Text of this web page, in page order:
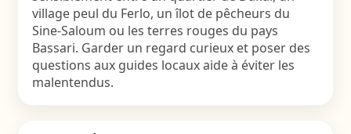
village peul du Ferlo, un îlot de pêcheurs du
Sine-Saloum ou les terres rouges du pays
Bassari. Garder un regard curieux et poser des
questions aux guides locaux aide à éviter les
malentendus.